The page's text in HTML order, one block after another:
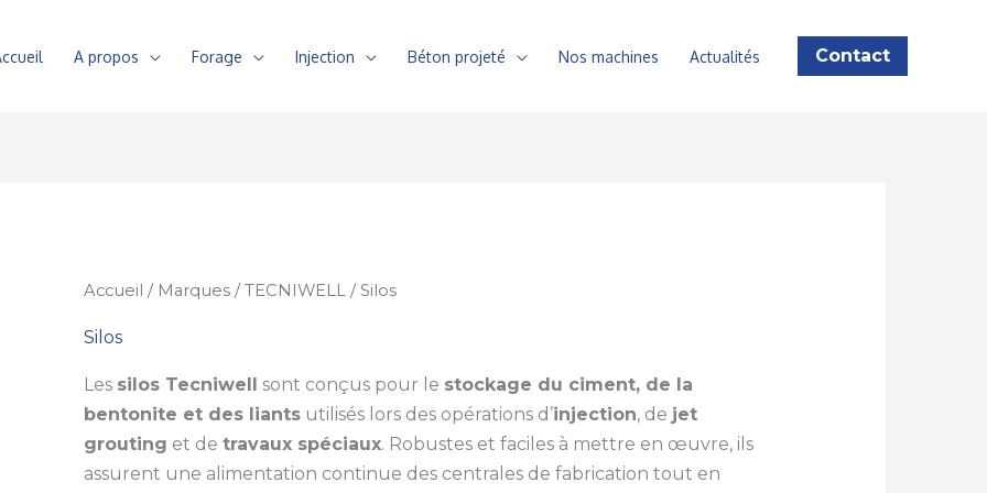
A propos Forage Injection Béton projeté Nos machines Actualités Contact
Accueil / Marques/ TECNIWELL/ Silos
Silos
Les silos Tecniwell sont conçus pour le stockage du ciment, de la
bentonite et des liantsutilisés lors des opérations d’injection, de jet
grouting et de travaux spéciaux. Robustes et faciles à mettre en œuvre, ils
assurent une alimentation continue des centrales de fabrication tout en